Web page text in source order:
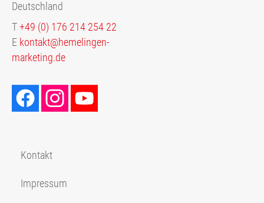
Deutschland
T +49 (0) 176 214 254 22
E kontakt@hemelingen-
marketing.de
Kontakt
Impressum